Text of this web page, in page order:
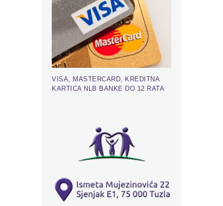
VISA, MASTERCARD, KREDITNA
KARTICA NLB BANKE DO 12 RATA